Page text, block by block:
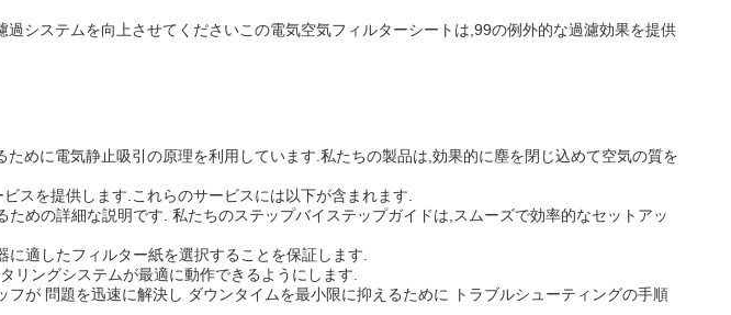
システムを向上させてくださいこの電気空気フィルターシートは,99の例外的な過濾効果を提供
めに電気静止吸引の原理を利用しています.私たちの製品は,効果的に塵を閉じ込めて空気の質を
スを提供します.これらのサービスには以下が含まれます.
めの詳細な説明です. 私たちのステップバイステップガイドは,スムーズで効率的なセットアッ
適したフィルター紙を選択することを保証します.
リングシステムが最適に動作できるようにします.
が 問題を迅速に解決し ダウンタイムを最小限に抑えるために トラブルシューティングの手順